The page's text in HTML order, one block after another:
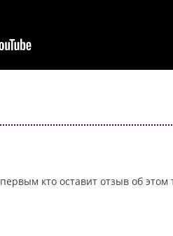
кто оставит отзыв об этом